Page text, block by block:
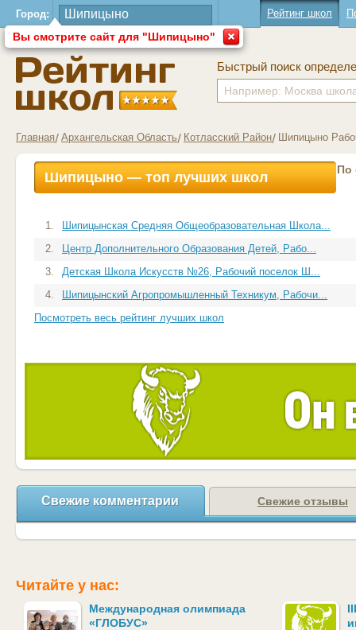
Город:
Вы смотрите сайт для "Шипицыно"
Рейтинг школ
Быстрый поиск
Главная Архангельская Область Котласский Район Шипицыно
Шипицыно — топ лучших школ По
1.
Шипицынская Средняя Общеобразовательная Школа...
2.
Центр Дополнительного Образования Детей, Рабо...
3.
Детская Школа Искусств №26, Рабочий поселок Ш...
4.
Шипицынский Агропромышленный Техникум, Рабочи...
Посмотреть весь рейтинг лучших школ
Свежие комментарии Свежие отзывы
Читайте у нас:
Международная олимпиада
«ГЛОБУС»